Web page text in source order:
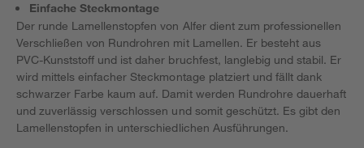
Einfache Steckmontage
Der runde Lamellenstopfen von Alfer dient zum professionellen
Verschließen von Rundrohren mit Lamellen. Er besteht aus
PVC-Kunststoff und ist daher bruchfest, langlebig und stabil. Er
wird mittels einfacher Steckmontage platziert und fällt dank
schwarzer Farbe kaum auf. Damit werden Rundrohre dauerhaft
und zuverlässig verschlossen und somit geschützt. Es gibt den
Lamellenstopfen in unterschiedlichen Ausführungen.